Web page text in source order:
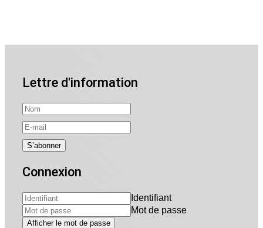
Lettre d'information
Connexion
Identifiant
Mot de passe
Afficher le mot de passe